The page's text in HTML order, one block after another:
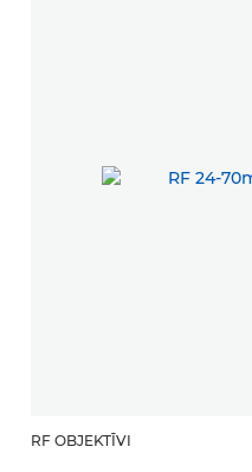
RF OBJEKTĪVI